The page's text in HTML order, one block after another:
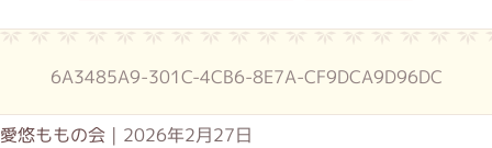
6A3485A9-301C-4CB6-8E7A-CF9DCA9D96DC
愛悠ももの会 | 2026年2月27日